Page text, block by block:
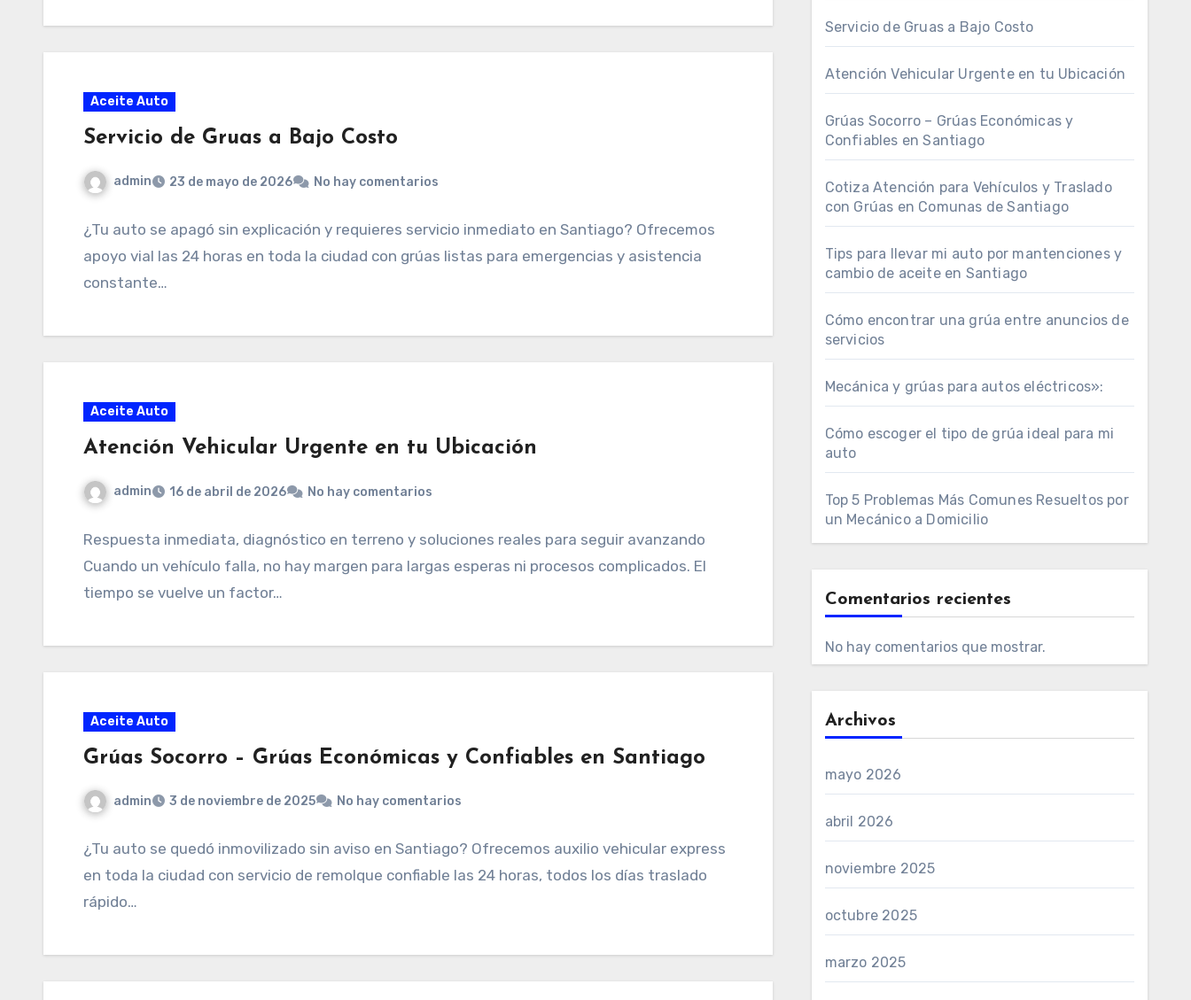
Aceite Auto
Servicio de Gruas a Bajo Costo
admin 23 de mayo de 2026 No hay comentarios
¿Tu auto se apagó sin explicación y requieres servicio inmediato en Santiago? Ofrecemos
apoyo vial las 24 horas en toda la ciudad con grúas listas para emergencias y asistencia
constante…
Aceite Auto
Atención Vehicular Urgente en tu Ubicación
admin 16 de abril de 2026 No hay comentarios
Respuesta inmediata, diagnóstico en terreno y soluciones reales para seguir avanzando
Cuando un vehículo falla, no hay margen para largas esperas ni procesos complicados. El
tiempo se vuelve un factor…
Aceite Auto
Grúas Socorro – Grúas Económicas y Confiables en Santiago
admin 3 de noviembre de 2025 No hay comentarios
¿Tu auto se quedó inmovilizado sin aviso en Santiago? Ofrecemos auxilio vehicular express
en toda la ciudad con servicio de remolque confiable las 24 horas, todos los días traslado
rápido…
Servicio de Gruas a Bajo Costo
Atención Vehicular Urgente en tu Ubicación
Grúas Socorro – Grúas Económicas y
Confiables en Santiago
Cotiza Atención para Vehículos y Traslado
con Grúas en Comunas de Santiago
Tips para llevar mi auto por mantenciones y
cambio de aceite en Santiago
Cómo encontrar una grúa entre anuncios de
servicios
Mecánica y grúas para autos eléctricos»:
Cómo escoger el tipo de grúa ideal para mi
auto
Top 5 Problemas Más Comunes Resueltos por
un Mecánico a Domicilio
Comentarios recientes
No hay comentarios que mostrar.
Archivos
mayo 2026
abril 2026
noviembre 2025
octubre 2025
marzo 2025